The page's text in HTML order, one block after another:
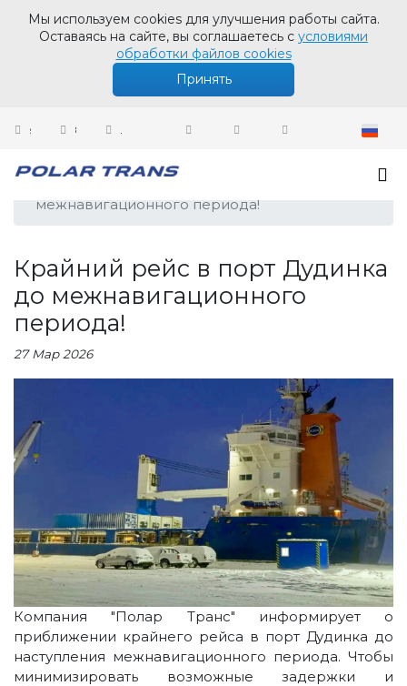
Мы используем cookies для улучшения работы сайта.
Оставаясь на сайте, вы соглашаетесь с условиями
обработки файлов cookies
Принять
sales@polartrans.ru
8 800 100 87 64
Личный кабинет
Новости
межнавигационного периода!
Крайний рейс в порт Дудинка
до межнавигационного
периода!
27 Мар 2026
Компания "Полар Транс" информирует о
приближении крайнего рейса в порт Дудинка до
наступления межнавигационного периода. Чтобы
минимизировать возможные задержки и